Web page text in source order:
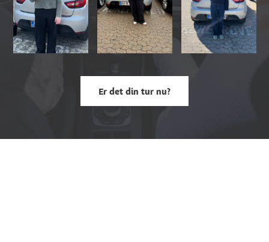
Er det din tur nu?